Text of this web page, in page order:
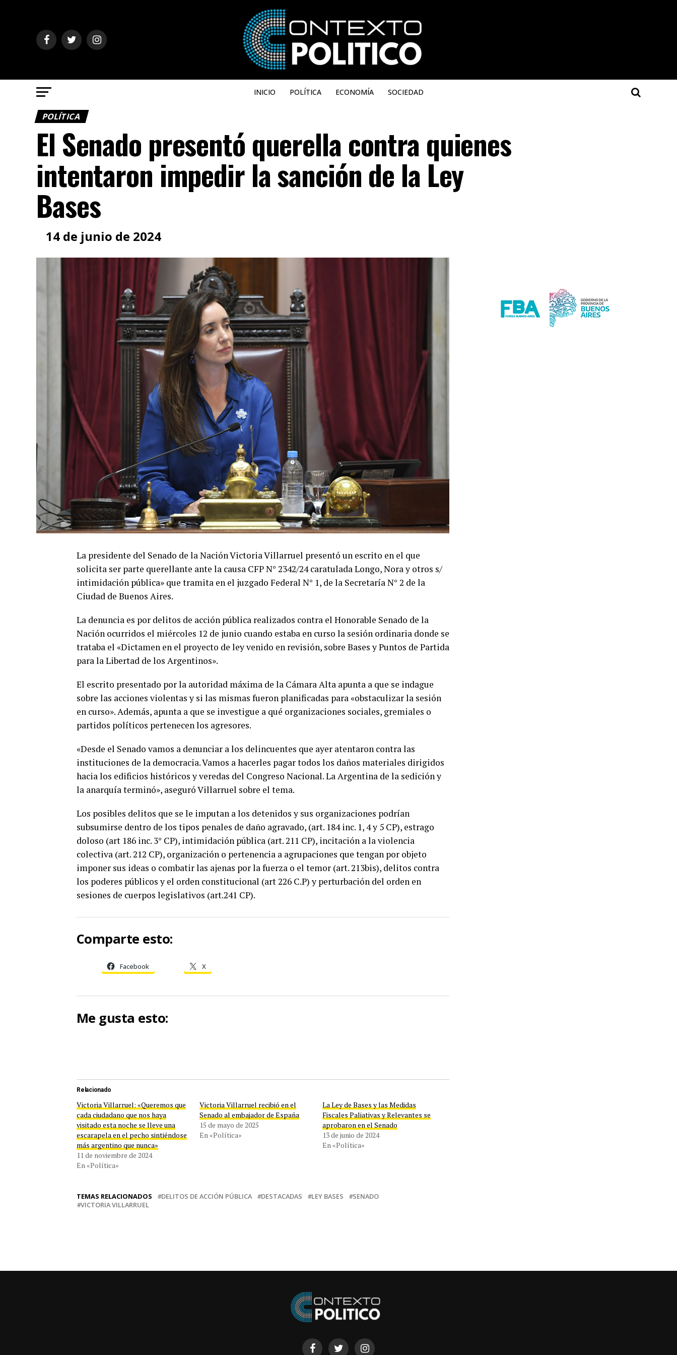
INICIO POLÍTICA ECONOMÍA SOCIEDAD
POLÍTICA
El Senado presentó querella contra quienes
intentaron impedir la sanción de la Ley
Bases
14 de junio de 2024
La presidente del Senado de la Nación Victoria Villarruel presentó un escrito en el que
solicita ser parte querellante ante la causa CFP N° 2342/24 caratulada Longo, Nora y otros s/
intimidación pública» que tramita en el juzgado Federal N° 1, de la Secretaría N° 2 de la
Ciudad de Buenos Aires.
La denuncia es por delitos de acción pública realizados contra el Honorable Senado de la
Nación ocurridos el miércoles 12 de junio cuando estaba en curso la sesión ordinaria donde se
trataba el «Dictamen en el proyecto de ley venido en revisión, sobre Bases y Puntos de Partida
para la Libertad de los Argentinos».
El escrito presentado por la autoridad máxima de la Cámara Alta apunta a que se indague
sobre las acciones violentas y si las mismas fueron planificadas para «obstaculizar la sesión
en curso». Además, apunta a que se investigue a qué organizaciones sociales, gremiales o
partidos políticos pertenecen los agresores.
«Desde el Senado vamos a denunciar a los delincuentes que ayer atentaron contra las
instituciones de la democracia. Vamos a hacerles pagar todos los daños materiales dirigidos
hacia los edificios históricos y veredas del Congreso Nacional. La Argentina de la sedición y
la anarquía terminó», aseguró Villarruel sobre el tema.
Los posibles delitos que se le imputan a los detenidos y sus organizaciones podrían
subsumirse dentro de los tipos penales de daño agravado, (art. 184 inc. 1, 4 y 5 CP), estrago
doloso (art 186 inc. 3° CP), intimidación pública (art. 211 CP), incitación a la violencia
colectiva (art. 212 CP), organización o pertenencia a agrupaciones que tengan por objeto
imponer sus ideas o combatir las ajenas por la fuerza o el temor (art. 213bis), delitos contra
los poderes públicos y el orden constitucional (art 226 C.P) y perturbación del orden en
sesiones de cuerpos legislativos (art.241 CP).
Comparte esto:
Facebook X
Me gusta esto:
Relacionado
Victoria Villarruel: «Queremos que
cada ciudadano que nos haya
visitado esta noche se lleve una
escarapela en el pecho sintiéndose
más argentino que nunca»
11 de noviembre de 2024
En «Política»
Victoria Villarruel recibió en el
Senado al embajador de España
15 de mayo de 2025
En «Política»
La Ley de Bases y las Medidas
Fiscales Paliativas y Relevantes se
aprobaron en el Senado
13 de junio de 2024
En «Política»
TEMAS RELACIONADOS DELITOS DE ACCIÓN PÚBLICA DESTACADAS LEY BASES
SENADO
VICTORIA VILLARRUEL